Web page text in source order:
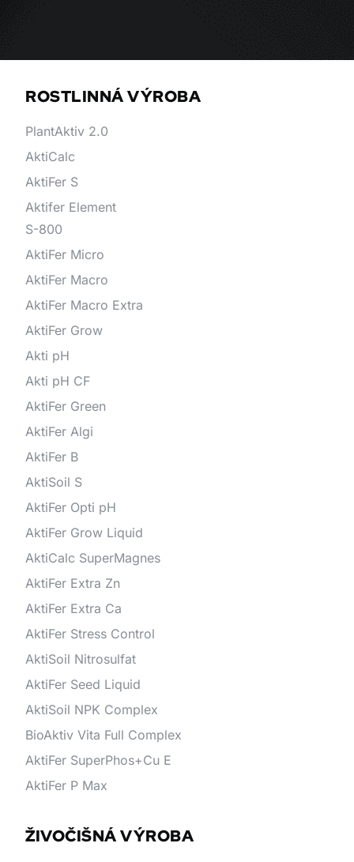
ROSTLINNÁ VÝROBA
PlantAktiv 2.0
AktiCalc
AktiFer S
Aktifer Element
S-800
AktiFer Micro
AktiFer Macro
AktiFer Macro Extra
AktiFer Grow
Akti pH
Akti pH CF
AktiFer Green
AktiFer Algi
AktiFer B
AktiSoil S
AktiFer Opti pH
AktiFer Grow Liquid
AktiCalc SuperMagnes
AktiFer Extra Zn
AktiFer Extra Ca
AktiFer Stress Control
AktiSoil Nitrosulfat
AktiFer Seed Liquid
AktiSoil NPK Complex
BioAktiv Vita Full Complex
AktiFer SuperPhos+Cu E
AktiFer P Max
ŽIVOČIŠNÁ VÝROBA